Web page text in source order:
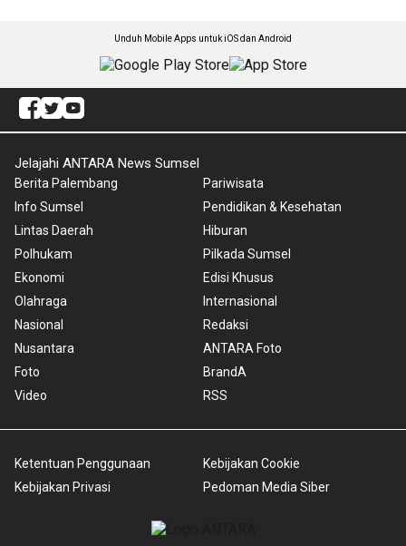
Unduh Mobile Apps untuk iOS dan Android
Jelajahi ANTARA News Sumsel
Berita Palembang
Info Sumsel
Lintas Daerah
Polhukam
Ekonomi
Olahraga
Nasional
Nusantara
Foto
Video
Pariwisata
Pendidikan & Kesehatan
Hiburan
Pilkada Sumsel
Edisi Khusus
Internasional
Redaksi
ANTARA Foto
BrandA
RSS
Ketentuan Penggunaan
Kebijakan Privasi
Kebijakan Cookie
Pedoman Media Siber